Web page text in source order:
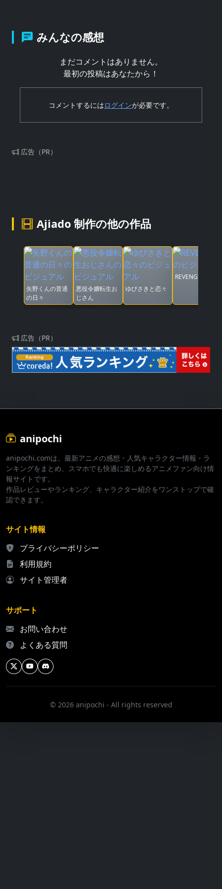
みんなの感想
まだコメントはありません。
最初の投稿はあなたから！
コメントするにはログインが必要です。
広告（PR）
Ajiado 制作の他の作品
矢野くんの普通
の日々
悪役令嬢転生お
じさん
ゆびさきと恋々
REVENGER
広告（PR）
anipochi
anipochi.comは、最新アニメの感想・人気キャラクター情報・ラ
ンキングをまとめ、スマホでも快適に楽しめるアニメファン向け情
報サイトです。
作品レビューやランキング、キャラクター紹介をワンストップで確
認できます。
サイト情報
プライバシーポリシー
利用規約
サイト管理者
サポート
お問い合わせ
よくある質問
© 2026 anipochi - All rights reserved